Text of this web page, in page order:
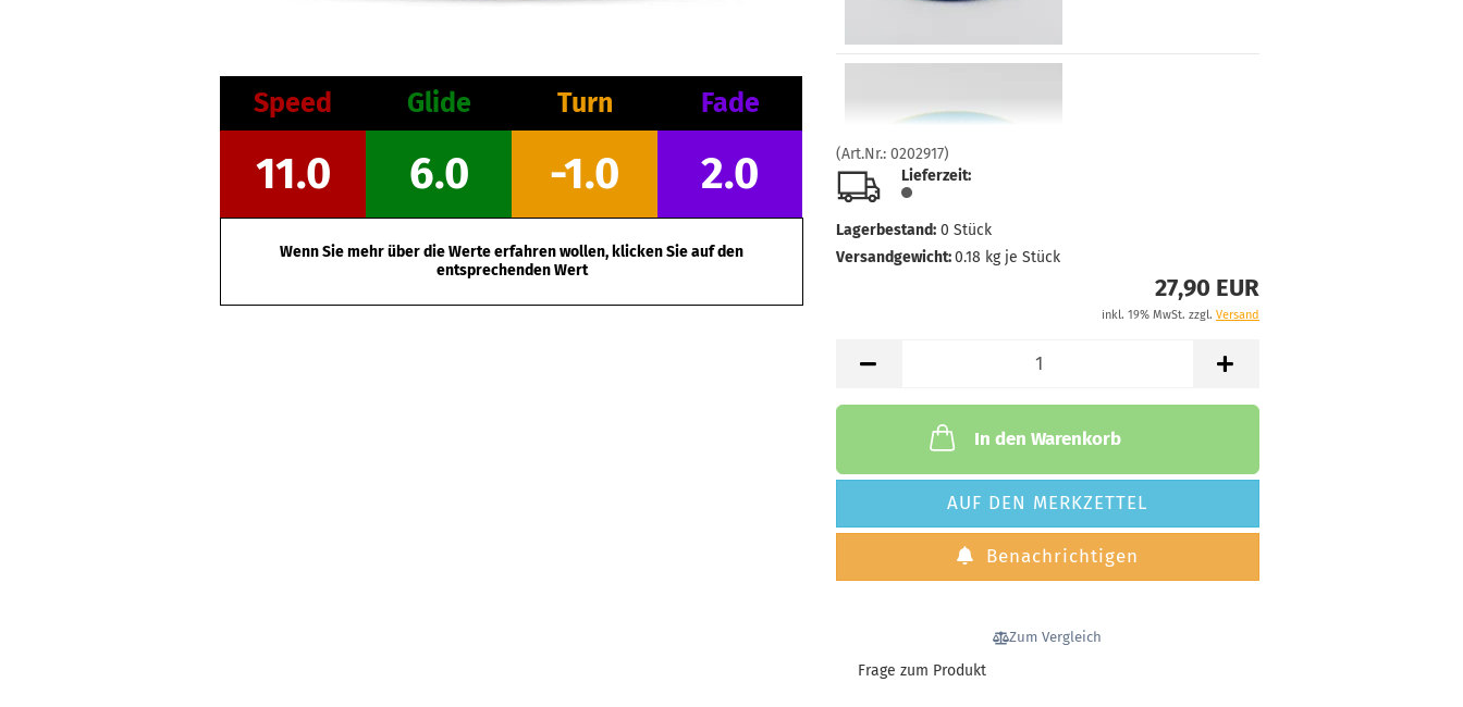
Speed Glide Turn Fade
11.0 6.0 -1.0 2.0
Wenn Sie mehr über die Werte erfahren wollen, klicken Sie auf den
entsprechenden Wert
(Art.Nr.: 0202917)
Lieferzeit:
Lagerbestand: 0 Stück
Versandgewicht:0.18 kg je Stück
27,90 EUR
inkl. 19% MwSt. zzgl. Versand
In den Warenkorb
AUF DEN MERKZETTEL
Benachrichtigen
Zum Vergleich
Frage zum Produkt